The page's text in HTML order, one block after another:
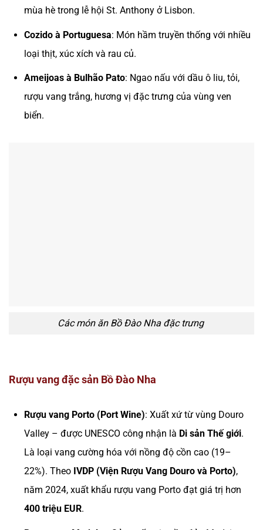
mùa hè trong lễ hội St. Anthony ở Lisbon.
Cozido à Portuguesa: Món hầm truyền thống với nhiều
loại thịt, xúc xích và rau củ.
Ameijoas à Bulhão Pato: Ngao nấu với dầu ô liu, tỏi,
rượu vang trắng, hương vị đặc trưng của vùng ven
biển.
Các món ăn Bồ Đào Nha đặc trưng
Rượu vang đặc sản Bồ Đào Nha
Rượu vang Porto (Port Wine): Xuất xứ từ vùng Douro
Valley – được UNESCO công nhận là Di sản Thế giới.
Là loại vang cường hóa với nồng độ cồn cao (19–
22%). Theo IVDP (Viện Rượu Vang Douro và Porto),
năm 2024, xuất khẩu rượu vang Porto đạt giá trị hơn
400 triệu EUR.